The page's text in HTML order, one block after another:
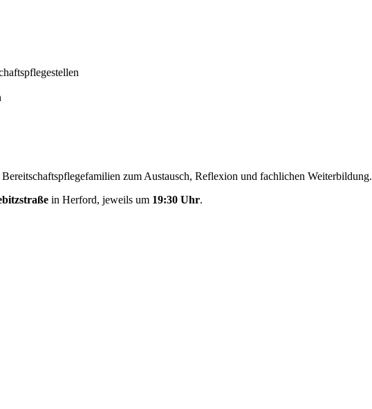
zum Austausch, Reflexion und fachlichen Weiterbildung.
in Herford, jeweils um 19:30 Uhr.